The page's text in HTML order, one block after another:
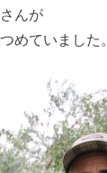
んが
めていました。